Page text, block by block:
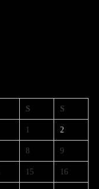
S S
1 2
8 9
15 16